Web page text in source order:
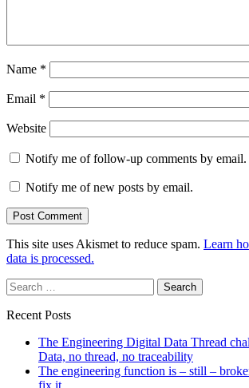
Name *
Email *
Website
Notify me of follow-up comments by email.
Notify me of new posts by email.
This site uses Akismet to reduce spam. Learn
data is processed.
Search
for:
Recent Posts
The Engineering Digital Data Thread
Data, no thread, no traceability
The engineering function is – still –